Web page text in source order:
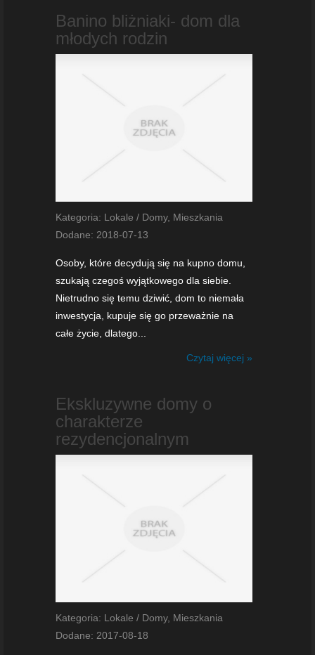
Banino bliżniaki- dom dla
młodych rodzin
Kategoria: Lokale / Domy, Mieszkania
Dodane: 2018-07-13
Osoby, które decydują się na kupno domu,
szukają czegoś wyjątkowego dla siebie.
Nietrudno się temu dziwić, dom to niemała
inwestycja, kupuje się go przeważnie na
całe życie, dlatego...
Czytaj więcej »
Ekskluzywne domy o
charakterze
rezydencjonalnym
Kategoria: Lokale / Domy, Mieszkania
Dodane: 2017-08-18